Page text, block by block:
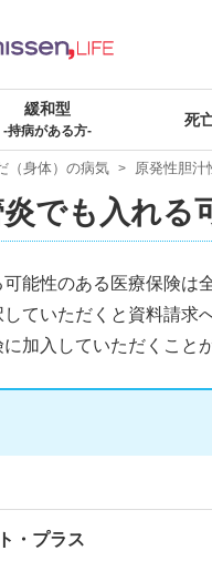
緩和型
-持病がある方-
死
（身体）の病気 原発性胆汁
でも入れる
能性のある医療保険は
していただくと資料請
加入していただくこと
・プラス